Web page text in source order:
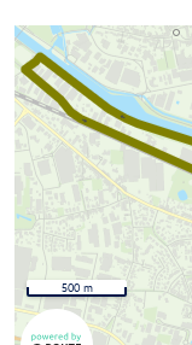
500 m